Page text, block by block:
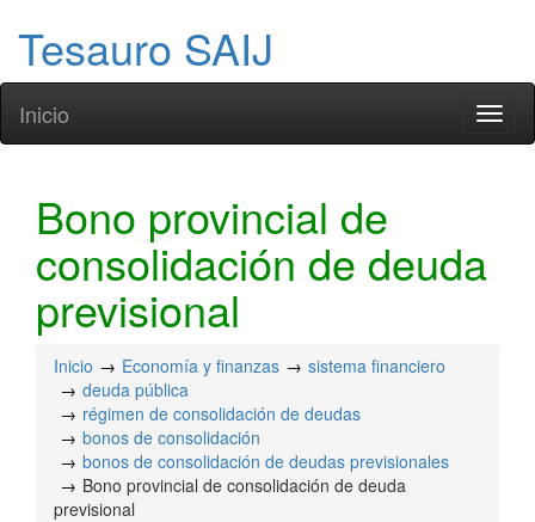
Tesauro SAIJ
Inicio
Bono provincial de
consolidación de deuda
previsional
Inicio Economía y finanzas
sistema financiero
deuda pública
régimen de consolidación de deudas
bonos de consolidación
bonos de consolidación de deudas previsionales
Bono provincial de consolidación de deuda
previsional